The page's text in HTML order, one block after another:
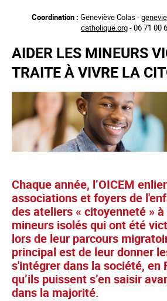
principal
Coordination : Geneviève Colas -
catholique.org- 06 71 00
AIDER LES MINEURS
TRAITE À VIVRE LA
Chaque année, l’OICEM
associations et foyers de
des ateliers « citoyenneté »
mineurs isolés qui ont été
lors de leur parcours
principal est de leur donner
s'intégrer dans la société, en
qu’ils puissent s’en saisir
dans la majorité.